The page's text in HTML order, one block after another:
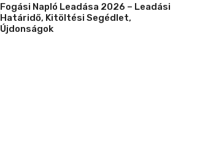
Fogási Napló Leadása 2026 – Leadási
Határidő, Kitöltési Segédlet,
Újdonságok